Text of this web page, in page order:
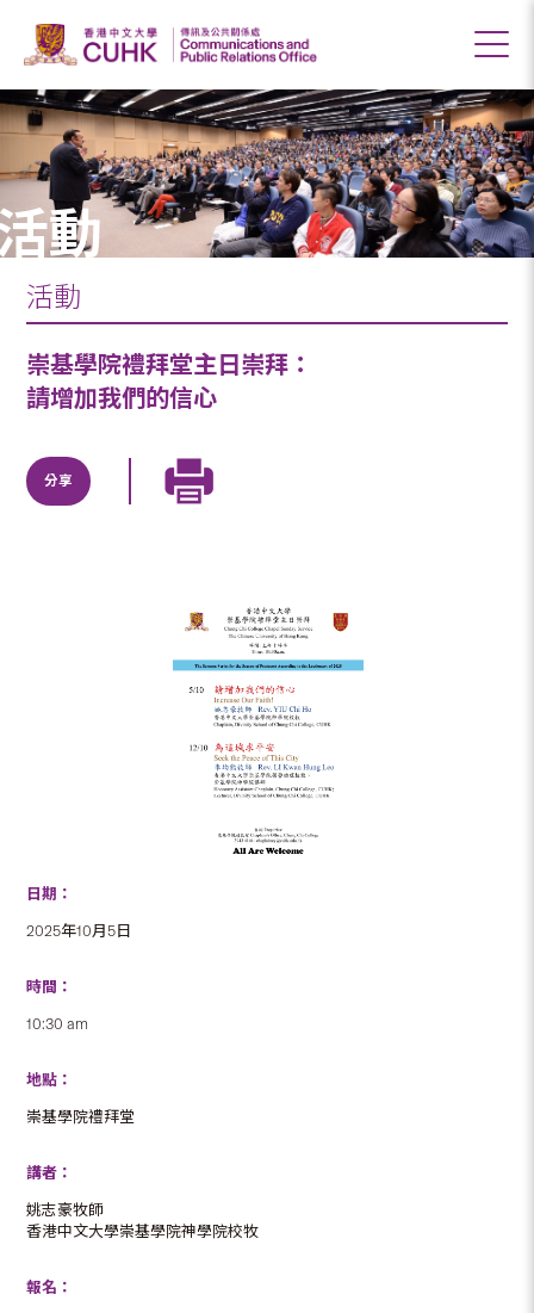
動
活動
崇基學院禮拜堂主日崇拜：
請增加我們的信心
分享
日期：
2025年10月5日
時間：
10:30 am
地點：
崇基學院禮拜堂
講者：
姚志豪牧師
香港中文大學崇基學院神學院校牧
報名：